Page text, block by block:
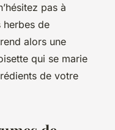
pas à
herbes de
alors une
qui se marie
de votre